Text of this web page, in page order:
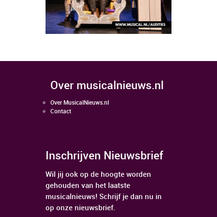
over musicalnieuws.nl
Over MusicalNieuws.nl
Contact
Inschrijven Nieuwsbrief
Wil jij ook op de hoogte worden
gehouden van het laatste
musicalnieuws! Schrijf je dan nu in
op onze nieuwsbrief.